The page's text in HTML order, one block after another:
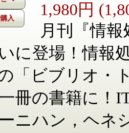
入
1,980円
月刊『情
に登場！情報
「ビブリオ
冊の書籍に！
ニハン，ヘネ